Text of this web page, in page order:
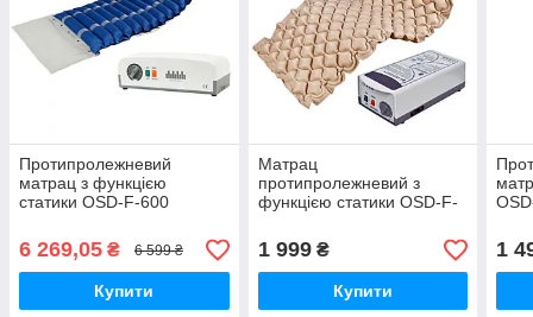
Протипролежневий
матрац з функцією
статики OSD-F-600
6 269,05 ₴ 6 599 ₴
Купити
Матрац
протипролежневий з
функцією статики OSD-F-
1 999₴
Купити
1